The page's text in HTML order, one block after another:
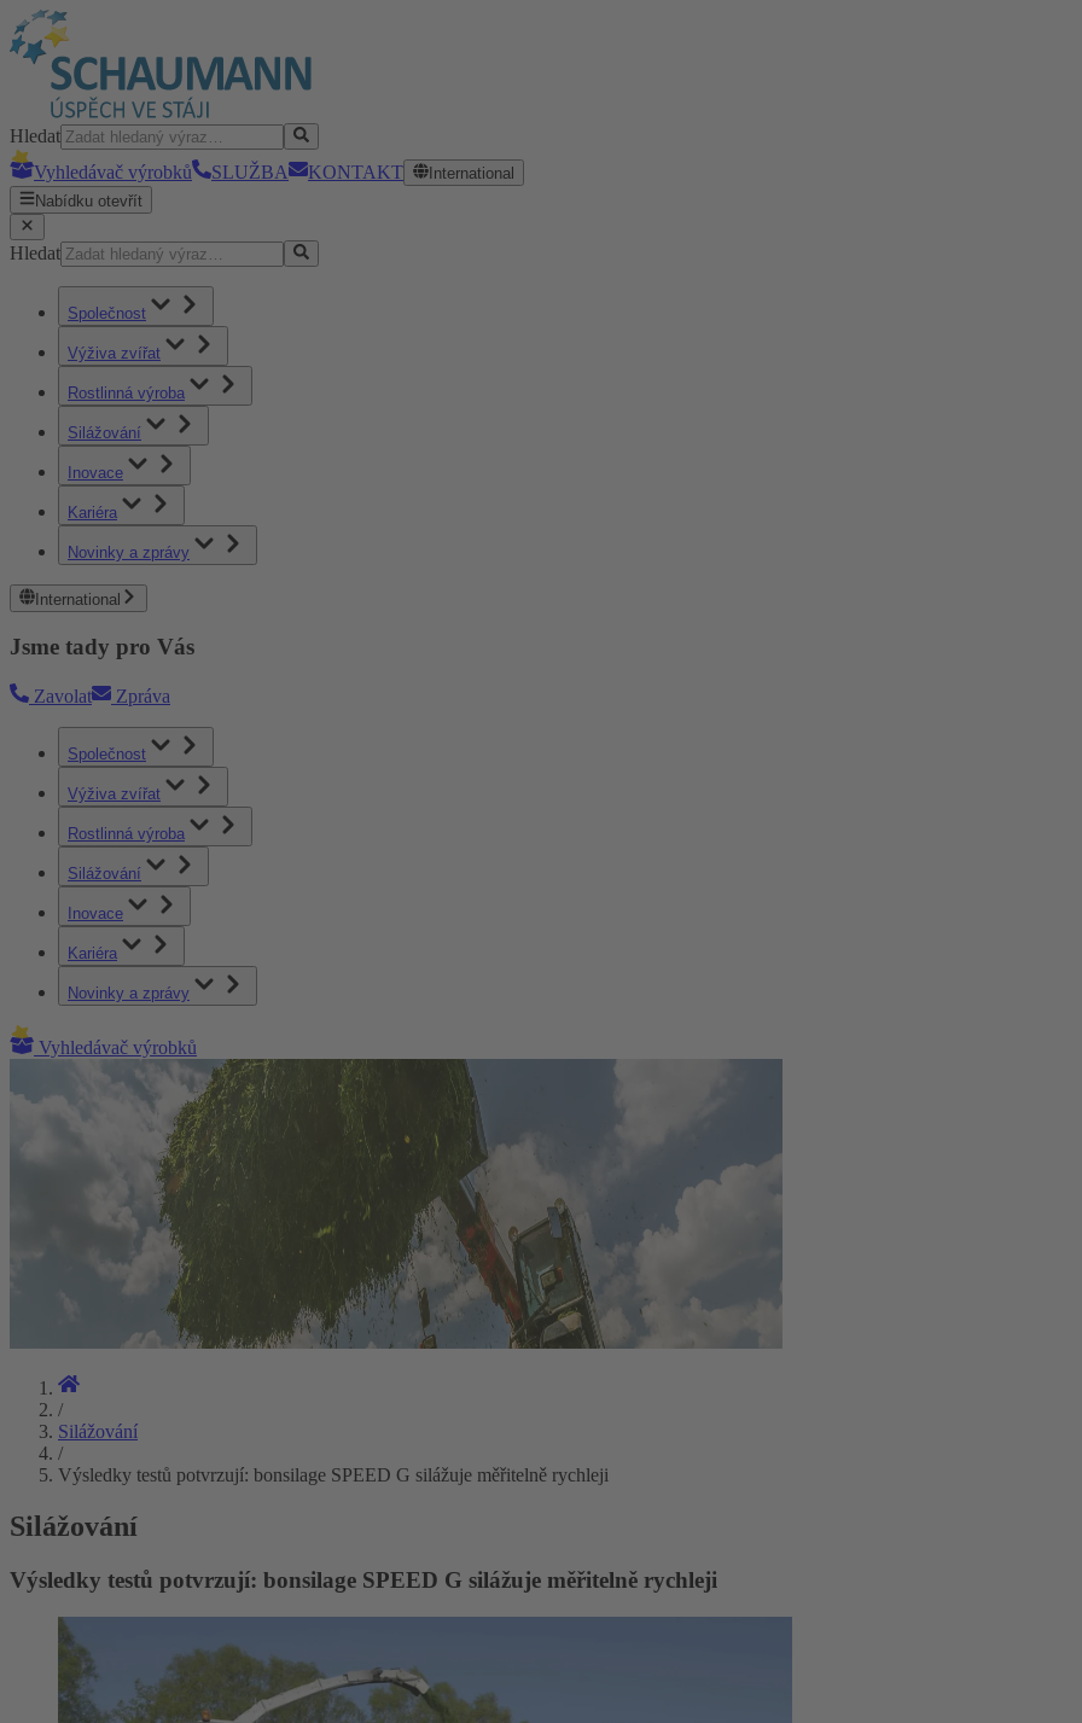
Hledat
Vyhledávač výrobků
SLUŽBA KONTAKT
International
Nabídku otevřít
Hledat
Společnost
Výživa zvířat
Rostlinná výroba
Silážování
Inovace
Kariéra
Novinky a zprávy
International
Jsme tady pro Vás
Zavolat Zpráva
Společnost
Výživa zvířat
Rostlinná výroba
Silážování
Inovace
Kariéra
Novinky a zprávy
Vyhledávač výrobků
/
Silážování
/
Výsledky testů potvrzují: bonsilage SPEED G silážuje měřitelně rychleji
Silážování
Výsledky testů potvrzují: bonsilage SPEED G silážuje měřitelně rychleji